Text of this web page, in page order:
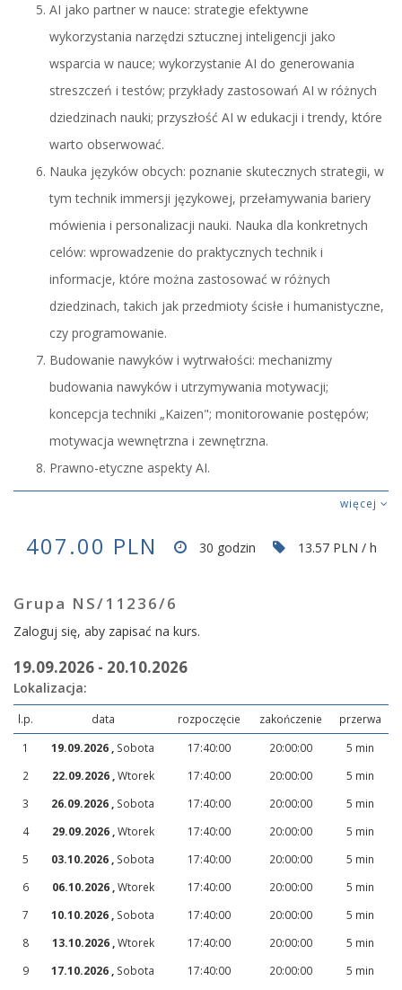
AI jako partner w nauce: strategie efektywne
wykorzystania narzędzi sztucznej inteligencji jako
wsparcia w nauce; wykorzystanie AI do generowania
streszczeń i testów; przykłady zastosowań AI w różnych
dziedzinach nauki; przyszłość AI w edukacji i trendy, które
warto obserwować.
Nauka języków obcych: poznanie skutecznych strategii, w
tym technik immersji językowej, przełamywania bariery
mówienia i personalizacji nauki. Nauka dla konkretnych
celów: wprowadzenie do praktycznych technik i
informacje, które można zastosować w różnych
dziedzinach, takich jak przedmioty ścisłe i humanistyczne,
czy programowanie.
Budowanie nawyków i wytrwałości: mechanizmy
budowania nawyków i utrzymywania motywacji;
koncepcja techniki „Kaizen"; monitorowanie postępów;
motywacja wewnętrzna i zewnętrzna.
Prawno-etyczne aspekty AI.
więcej
407.00 PLN 30 godzin 13.57 PLN / h
Grupa NS/11236/6
Zaloguj się, aby zapisać na kurs.
19.09.2026 - 20.10.2026
Lokalizacja:
l.p. data rozpoczęcie zakończenie
przerwa
1
19.09.2026 , Sobota 17:40:00 20:00:00
5 min
2
22.09.2026 ,Wtorek 17:40:00 20:00:00
5 min
3
26.09.2026 , Sobota 17:40:00 20:00:00
5 min
4
29.09.2026 ,Wtorek 17:40:00 20:00:00
5 min
5
03.10.2026 , Sobota 17:40:00 20:00:00
5 min
6
06.10.2026 ,Wtorek 17:40:00 20:00:00
5 min
7
10.10.2026 , Sobota 17:40:00 20:00:00
5 min
8
13.10.2026 ,Wtorek 17:40:00 20:00:00
5 min
9
17.10.2026 , Sobota 17:40:00 20:00:00
5 min